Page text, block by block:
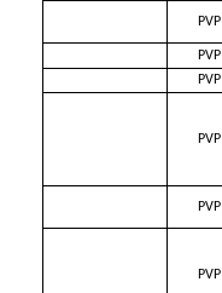
PVP
PVP
PVP
PVP
PVP
PVP